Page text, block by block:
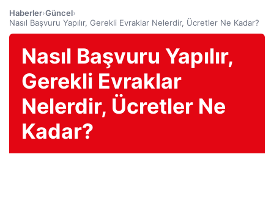
Haberler›Güncel›
Nasıl Başvuru Yapılır, Gerekli Evraklar Nelerdir, Ücretler Ne Kadar?
Nasıl Başvuru Yapılır,
Gerekli Evraklar
Nelerdir, Ücretler Ne
Kadar?